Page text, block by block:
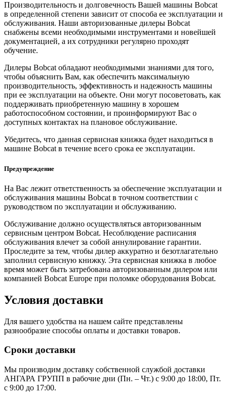
Производительность и долговечность Вашей машины Bobcat
в определенной степени зависит от способа ее эксплуатации и
обслуживания. Наши авторизованные дилеры Bobcat
снабжены всеми необходимыми инструментами и новейшей
документацией, а их сотрудники регулярно проходят
обучение.
Дилеры Bobcat обладают необходимыми знаниями для того,
чтобы объяснить Вам, как обеспечить максимальную
производительность, эффективность и надежность машины
при ее эксплуатации на объекте. Они могут посоветовать, как
поддерживать приобретенную машину в хорошем
работоспособном состоянии, и проинформируют Вас о
доступных контактах на плановое обслуживание.
Убедитесь, что данная сервисная книжка будет находиться в
машине Bobcat в течение всего срока ее эксплуатации.
Предупреждение
На Вас лежит ответственность за обеспечение эксплуатации и
обслуживания машины Bobcat в точном соответствии с
руководством по эксплуатации и обслуживанию.
Обслуживание должно осуществляться авторизованным
сервисным центром Bobcat. Несоблюдение расписания
обслуживания влечет за собой аннулирование гарантии.
Проследите за тем, чтобы дилер аккуратно и безотлагательно
заполнил сервисную книжку. Эта сервисная книжка в любое
время может быть затребована авторизованным дилером или
компанией Bobcat Europe при поломке оборудования Bobcat.
Условия доставки
Для вашего удобства на нашем сайте представлены
разнообразие способы оплаты и доставки товаров.
Сроки доставки
Мы производим доставку собственной службой доставки
АНГАРА ГРУПП в рабочие дни (Пн. – Чт.) с 9:00 до 18:00, Пт.
с 9:00 до 17:00.